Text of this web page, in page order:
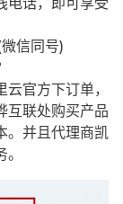
电话，即可享受
信同号)
官方下订单，
互联处购买产品
。并且代理商凯